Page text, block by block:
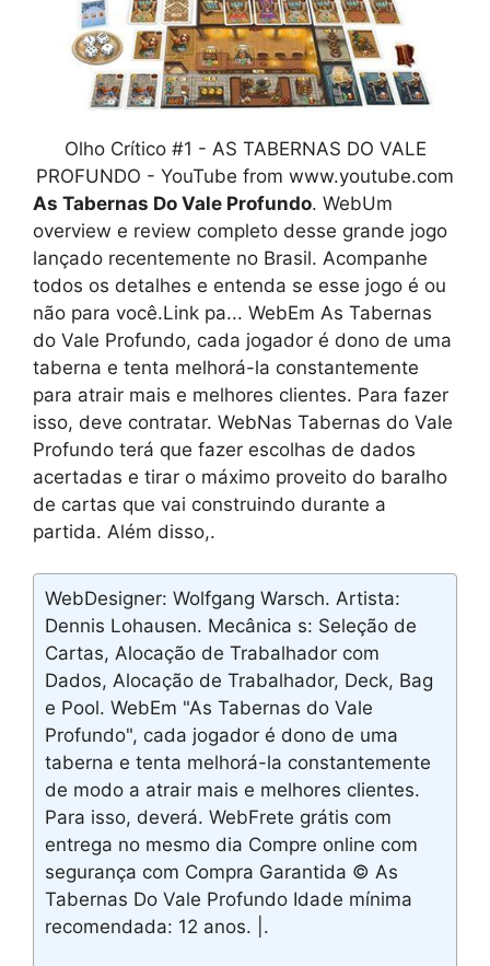
Olho Crítico #1 - AS TABERNAS DO VALE
PROFUNDO - YouTube from www.youtube.com
As Tabernas Do Vale Profundo. WebUm
overview e review completo desse grande jogo
lançado recentemente no Brasil. Acompanhe
todos os detalhes e entenda se esse jogo é ou
não para você.Link pa... WebEm As Tabernas
do Vale Profundo, cada jogador é dono de uma
taberna e tenta melhorá-la constantemente
para atrair mais e melhores clientes. Para fazer
isso, deve contratar. WebNas Tabernas do Vale
Profundo terá que fazer escolhas de dados
acertadas e tirar o máximo proveito do baralho
de cartas que vai construindo durante a
partida. Além disso,.
WebDesigner: Wolfgang Warsch. Artista:
Dennis Lohausen. Mecânica s: Seleção de
Cartas, Alocação de Trabalhador com
Dados, Alocação de Trabalhador, Deck, Bag
e Pool. WebEm "As Tabernas do Vale
Profundo", cada jogador é dono de uma
taberna e tenta melhorá-la constantemente
de modo a atrair mais e melhores clientes.
Para isso, deverá. WebFrete grátis com
entrega no mesmo dia Compre online com
segurança com Compra Garantida © As
Tabernas Do Vale Profundo Idade mínima
recomendada: 12 anos. |.